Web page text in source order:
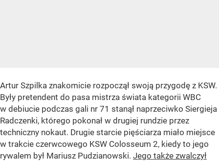
Artur Szpilka znakomicie rozpoczął swoją przygodę z KSW.
Były pretendent do pasa mistrza świata kategorii WBC
w debiucie podczas gali nr 71 stanął naprzeciwko Siergieja
Radczenki, którego pokonał w drugiej rundzie przez
techniczny nokaut. Drugie starcie pięściarza miało miejsce
w trakcie czerwcowego KSW Colosseum 2, kiedy to jego
rywalem był Mariusz Pudzianowski. Jego także zwalczył